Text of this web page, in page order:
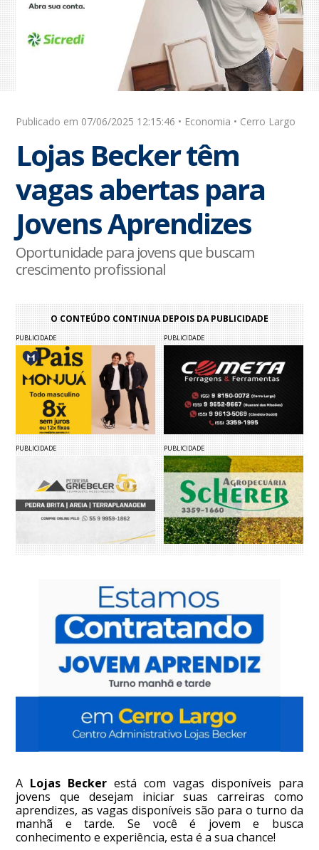
Publicado em 07/06/2025 12:15:46 • Economia • Cerro Largo
Lojas Becker têm
vagas abertas para
Jovens Aprendizes
Oportunidade para jovens que buscam
crescimento profissional
O CONTEÚDO CONTINUA DEPOIS DA PUBLICIDADE
PUBLICIDADE PUBLICIDADE
PUBLICIDADE PUBLICIDADE
A Lojas Becker está com vagas disponíveis para
jovens que desejam iniciar suas carreiras como
aprendizes, as vagas disponíveis são para o turno da
manhã e tarde. Se você é jovem e busca
conhecimento e experiência, esta é a sua chance!